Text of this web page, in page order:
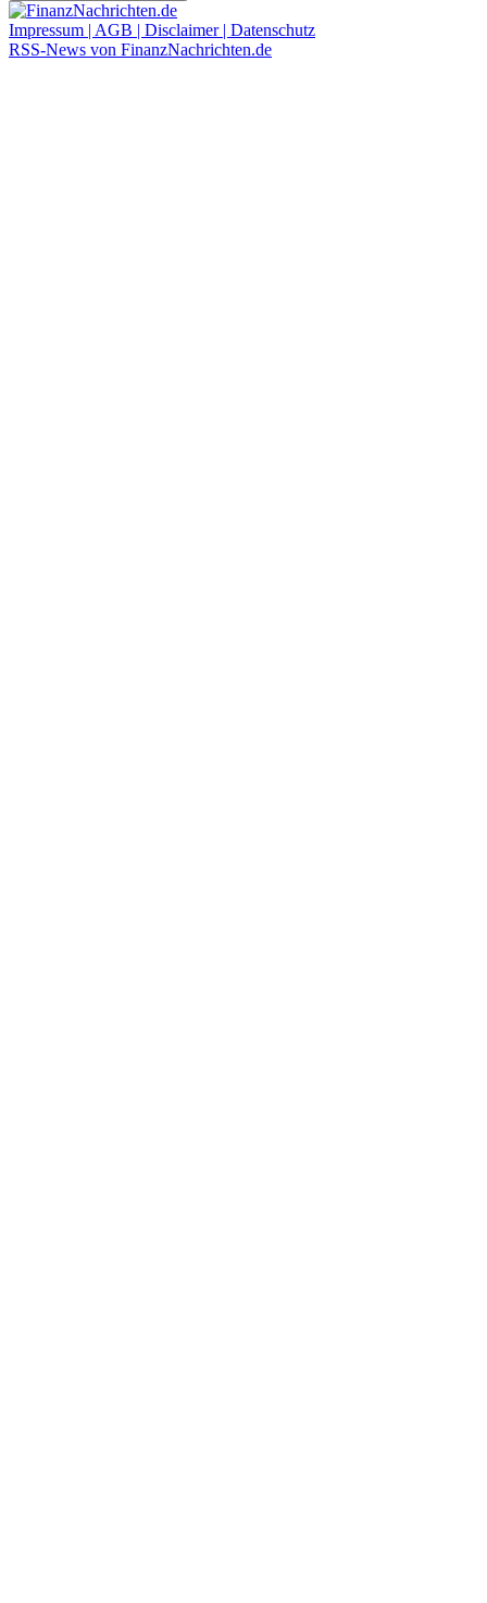
Impressum | AGB | Disclaimer | Datenschutz
RSS-News von FinanzNachrichten.de